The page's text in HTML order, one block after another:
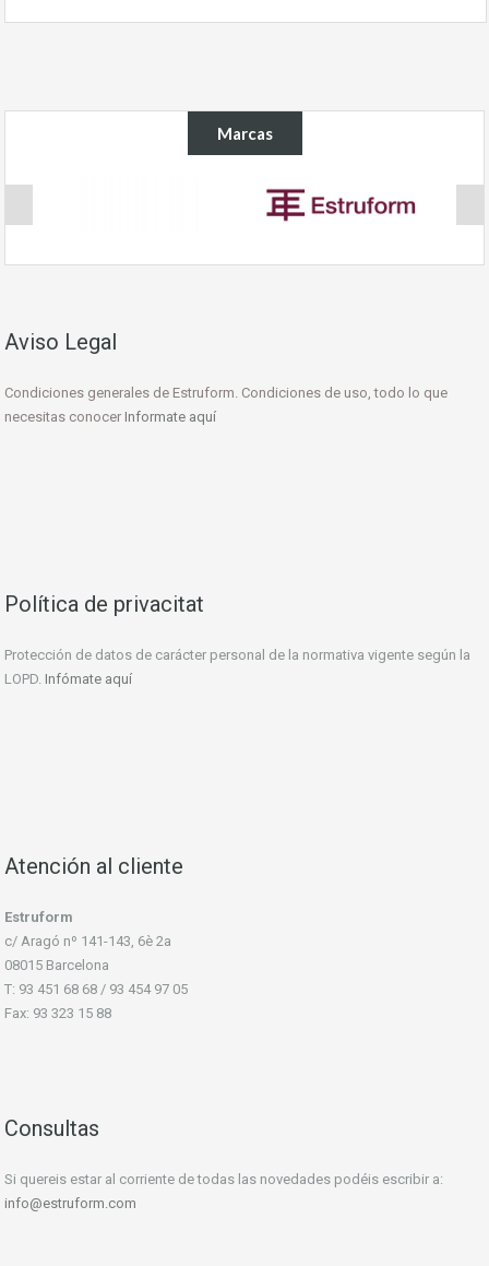
Marcas
Aviso Legal
Condiciones generales de Estruform. Condiciones de uso, todo lo que
necesitas conocer Informate aquí
Política de privacitat
Protección de datos de carácter personal de la normativa vigente según la
LOPD. Infómate aquí
Atención al cliente
Estruform
c/ Aragó nº 141-143, 6è 2a
08015 Barcelona
T: 93 451 68 68 / 93 454 97 05
Fax: 93 323 15 88
Consultas
Si quereis estar al corriente de todas las novedades podéis escribir a:
info@estruform.com